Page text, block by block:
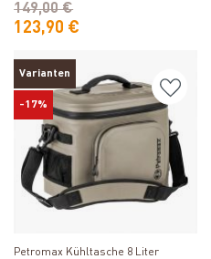
123,90 €
149,00 €
Varianten
-17%
Petromax Kühltasche 8 Liter